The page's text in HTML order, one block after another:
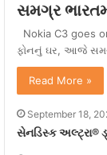
સમગ્ર
Nokia C3 goes
ફોનનું ઘર, આજે
Read More »
September 18,
સેનડિસ્ક અલ્ટ્રા®